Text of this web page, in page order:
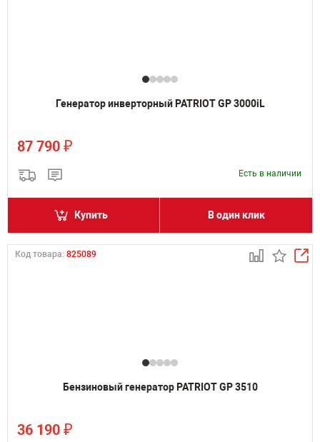
Генератор инверторный PATRIOT GP 3000iL
87 790 ₽
Есть в наличии
Купить В один клик
Код товара: 825089
Бензиновый генератор PATRIOT GP 3510
36 190 ₽